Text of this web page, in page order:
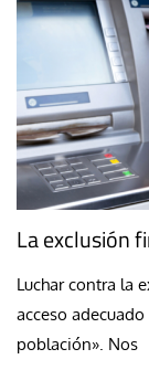
La exclusión
Luchar contra la
acceso
población». Nos